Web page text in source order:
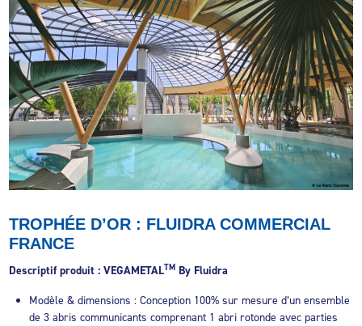
TROPHÉE D’OR : FLUIDRA COMMERCIAL
FRANCE
Descriptif produit : VEGAMETALTM By Fluidra
Modèle & dimensions : Conception 100% sur mesure d’un ensemble
de 3 abris communicants comprenant 1 abri rotonde avec parties